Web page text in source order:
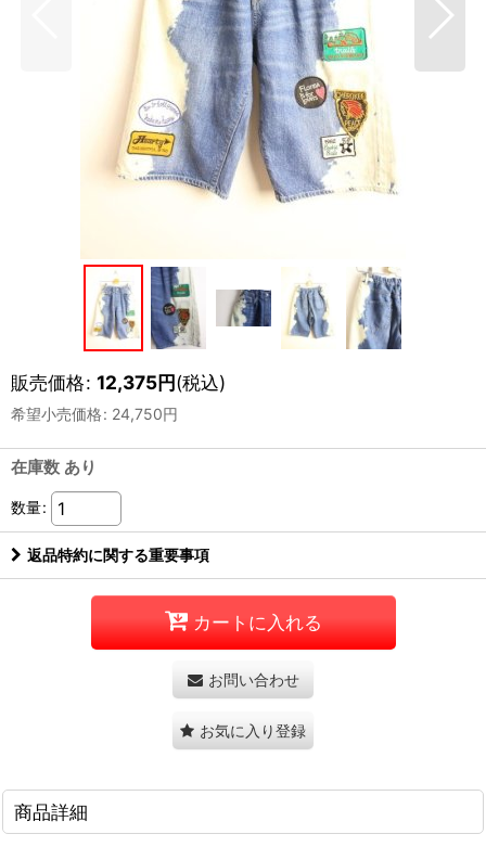
販売価格: 12,375円(税込)
希望小売価格: 24,750円
在庫数 あり
数量:
返品特約に関する重要事項
カートに入れる
お問い合わせ
お気に入り登録
商品詳細